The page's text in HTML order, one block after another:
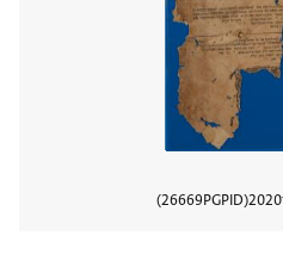
2020
PGPID
26669